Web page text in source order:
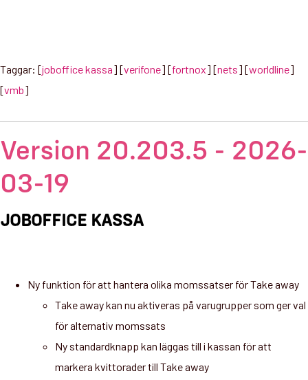
Taggar: [joboffice kassa] [verifone] [fortnox] [nets] [worldline]
[vmb]
Version 20.203.5 - 2026-
03-19
JOBOFFICE KASSA
Ny funktion för att hantera olika momssatser för Take away
Take away kan nu aktiveras på varugrupper som ger val
för alternativ momssats
Ny standardknapp kan läggas till i kassan för att
markera kvittorader till Take away